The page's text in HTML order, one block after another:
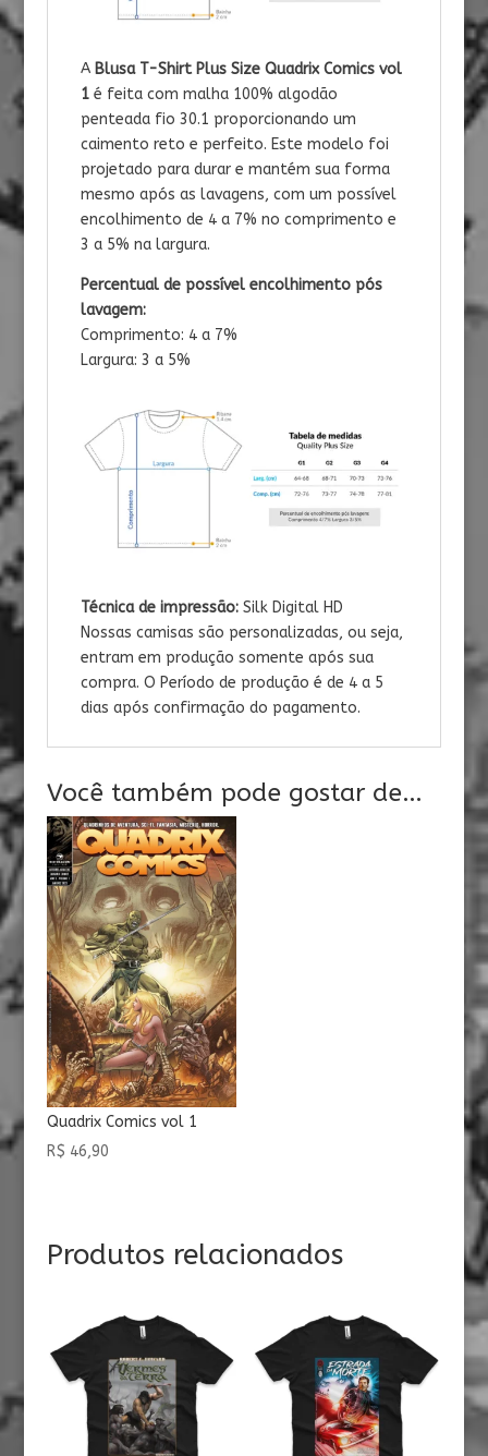
A Blusa T-Shirt Plus Size Quadrix Comics vol
1 é feita com malha 100% algodão
penteada fio 30.1 proporcionando um
caimento reto e perfeito. Este modelo foi
projetado para durar e mantém sua forma
mesmo após as lavagens, com um possível
encolhimento de 4 a 7% no comprimento e
3 a 5% na largura.
Percentual de possível encolhimento pós
lavagem:
Comprimento: 4 a 7%
Largura: 3 a 5%
Técnica de impressão:Silk Digital HD
Nossas camisas são personalizadas, ou seja,
entram em produção somente após sua
compra. O Período de produção é de 4 a 5
dias após confirmação do pagamento.
Você também pode gostar de…
Quadrix Comics vol 1
R$ 46,90
Produtos relacionados